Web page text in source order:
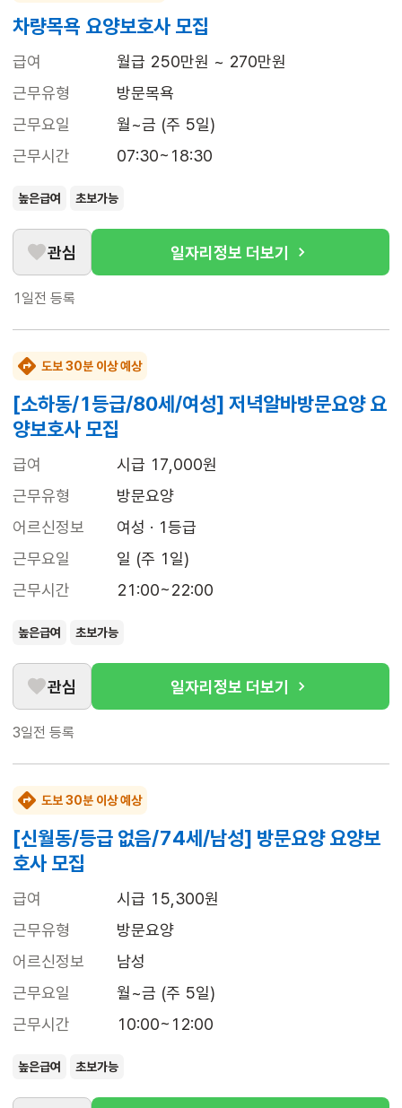
차량목욕 요양보호사 모집
급여
월급 250만원 ~ 270만원
근무유형
방문목욕
근무요일
월~금 (주 5일)
근무시간
07:30~18:30
높은급여 초보가능
관심 일자리정보 더보기
1일전 등록
도보 30분 이상 예상
[소하동/1등급/80세/여성] 저녁알바방문요양 요
양보호사 모집
급여
시급 17,000원
근무유형
방문요양
어르신정보
여성 · 1등급
근무요일
일 (주 1일)
근무시간
21:00~22:00
높은급여 초보가능
관심 일자리정보 더보기
3일전 등록
도보 30분 이상 예상
[신월동/등급 없음/74세/남성] 방문요양 요양보
호사 모집
급여
시급 15,300원
근무유형
방문요양
어르신정보
남성
근무요일
월~금 (주 5일)
근무시간
10:00~12:00
높은급여 초보가능